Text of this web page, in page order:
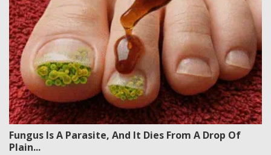
Fungus Is A Parasite, And It Dies From A Drop Of
Plain...